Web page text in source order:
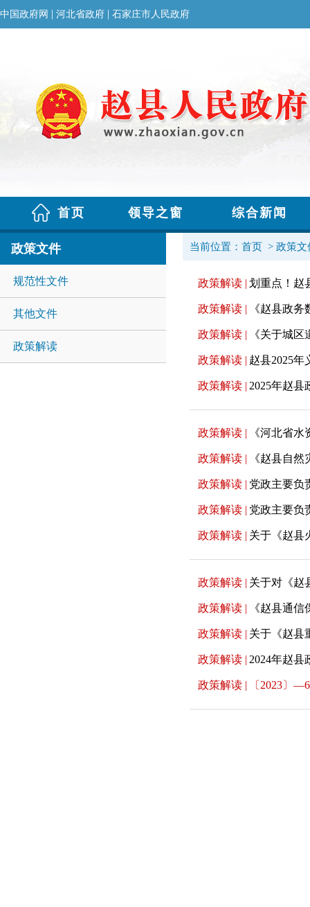
政策文件
规范性文件
其他文件
政策解读
当前位置： 首页 > 政策文
政策解读 | 划重点！赵
政策解读 | 《赵县政
政策解读 | 《关于城
政策解读 | 赵县2025年
政策解读 | 2025年赵县
政策解读 | 《河北省
政策解读 | 《赵县自
政策解读 | 党政主要负
政策解读 | 党政主要负
政策解读 | 关于《赵县
政策解读 | 关于对《赵
政策解读 | 《赵县通
政策解读 | 关于《赵县
政策解读 | 2024年赵县
政策解读 | 〔2023〕